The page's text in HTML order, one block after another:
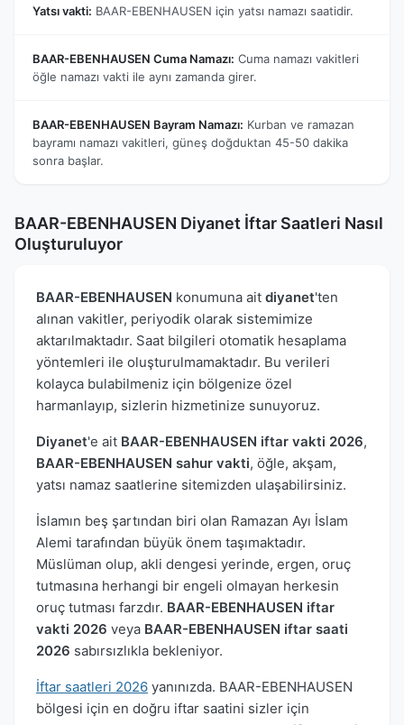
Yatsı vakti: BAAR-EBENHAUSEN için yatsı namazı saatidir.
BAAR-EBENHAUSEN Cuma Namazı: Cuma namazı vakitleri
öğle namazı vakti ile aynı zamanda girer.
BAAR-EBENHAUSEN Bayram Namazı: Kurban ve ramazan
bayramı namazı vakitleri, güneş doğduktan 45-50 dakika
sonra başlar.
BAAR-EBENHAUSEN Diyanet İftar Saatleri Nasıl
Oluşturuluyor
BAAR-EBENHAUSEN konumuna ait diyanet'ten
alınan vakitler, periyodik olarak sistemimize
aktarılmaktadır. Saat bilgileri otomatik hesaplama
yöntemleri ile oluşturulmamaktadır. Bu verileri
kolayca bulabilmeniz için bölgenize özel
harmanlayıp, sizlerin hizmetinize sunuyoruz.
Diyanet'e ait BAAR-EBENHAUSEN iftar vakti 2026,
BAAR-EBENHAUSEN sahur vakti, öğle, akşam,
yatsı namaz saatlerine sitemizden ulaşabilirsiniz.
İslamın beş şartından biri olan Ramazan Ayı İslam
Alemi tarafından büyük önem taşımaktadır.
Müslüman olup, akli dengesi yerinde, ergen, oruç
tutmasına herhangi bir engeli olmayan herkesin
oruç tutması farzdır. BAAR-EBENHAUSEN iftar
vakti 2026 veya BAAR-EBENHAUSEN iftar saati
2026 sabırsızlıkla bekleniyor.
İftar saatleri 2026 yanınızda. BAAR-EBENHAUSEN
bölgesi için en doğru iftar saatini sizler için